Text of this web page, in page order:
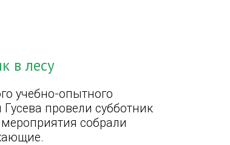
в лесу
учебно-опытного
провели субботник
собрали